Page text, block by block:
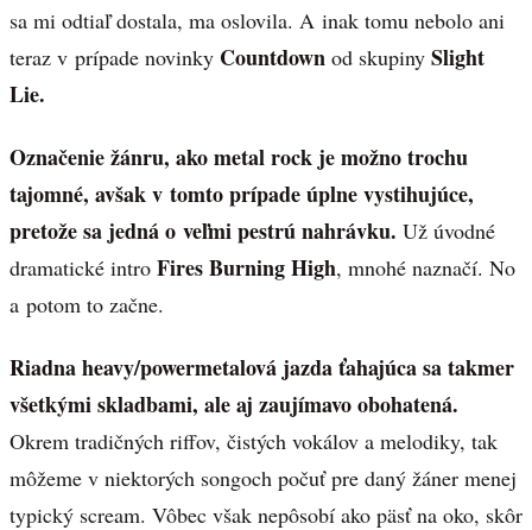
sa mi odtiaľ dostala, ma oslovila. A inak tomu nebolo ani
teraz v prípade novinky Countdown od skupiny Slight
Lie.
Označenie žánru, ako metal rock je možno trochu
tajomné, avšak v tomto prípade úplne vystihujúce,
pretože sa jedná o veľmi pestrú nahrávku. Už úvodné
dramatické intro Fires Burning High, mnohé naznačí. No
a potom to začne.
Riadna heavy/powermetalová jazda ťahajúca sa takmer
všetkými skladbami, ale aj zaujímavo obohatená.
Okrem tradičných riffov, čistých vokálov a melodiky, tak
môžeme v niektorých songoch počuť pre daný žáner menej
typický scream. Vôbec však nepôsobí ako päsť na oko, skôr